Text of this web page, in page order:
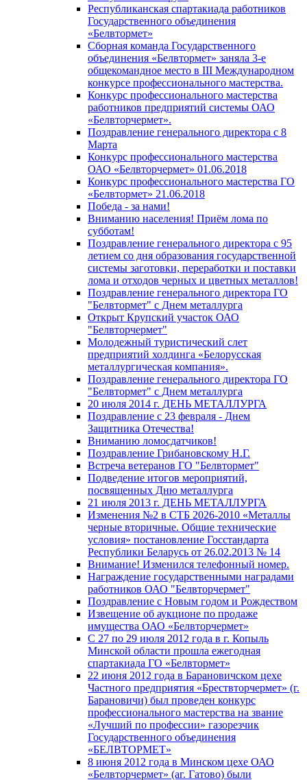
Республиканская спартакиада работников
Государственного объединения
«Белвтормет»
Сборная команда Государственного
объединения «Белвтормет» заняла 3-е
общекомандное место в III Международном
конкурсе профессионального мастерства.
Конкурс профессионального мастерства
работников предприятий системы ОАО
«Белвторчермет».
Поздравление генерального директора с 8
Марта
Конкурс профессионального мастерства
ОАО «Белвторчермет» 01.06.2018
Конкурс профессионального мастерства ГО
«Белвтормет» 21.06.2018
Победа - за нами!
Вниманию населения! Приём лома по
субботам!
Поздравление генерального директора с 95
летием со дня образования государственной
системы заготовки, переработки и поставки
лома и отходов черных и цветных металлов!
Поздравление генерального директора ГО
"Белвтормет" с Днем металлурга
Открыт Крупский участок ОАО
"Белвторчермет"
Молодежный туристический слет
предприятий холдинга «Белорусская
металлургическая компания».
Поздравление генерального директора ГО
"Белвтормет" с Днем металлурга
20 июля 2014 г. ДЕНЬ МЕТАЛЛУРГА
Поздравление с 23 февраля - Днем
Защитника Отечества!
Вниманию ломосдатчиков!
Поздравление Грибановскому Н.Г.
Встреча ветеранов ГО "Белвтормет"
Подведение итогов мероприятий,
посвященных Дню металлурга
21 июля 2013 г. ДЕНЬ МЕТАЛЛУРГА
Изменения №2 в СТБ 2026-2010 «Металлы
черные вторичные. Общие технические
условия» постановление Госстандарта
Республики Беларусь от 26.02.2013 № 14
Внимание! Изменился телефонный номер.
Награждение государственными наградами
работников ОАО "Белвторчермет"
Поздравление с Новым годом и Рождеством
Извещение об аукционе по продаже
имущества ОАО «Белвторчермет»
С 27 по 29 июля 2012 года в г. Копыль
Минской области прошла ежегодная
спартакиада ГО «Белвтормет»
22 июня 2012 года в Барановичском цехе
Частного предприятия «Брествторчермет» (г.
Барановичи) был проведен конкурс
профессионального мастерства на звание
«Лучший по профессии» газорезчик
Государственного объединения
«БЕЛВТОРМЕТ»
8 июня 2012 года в Минском цехе ОАО
«Белвторчермет» (аг. Гатово) были